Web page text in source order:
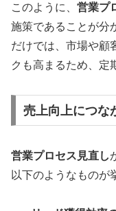
このように、 営業プ
施策であることが分
だけでは、市場や顧
クも高まるため、定
売上向上につな
営業プロセス見直し
以下のようなものが